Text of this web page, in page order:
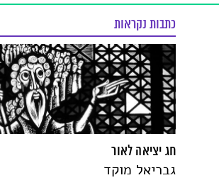
כתבות נקראות
חג יציאה לאור
גבריאל מוקד